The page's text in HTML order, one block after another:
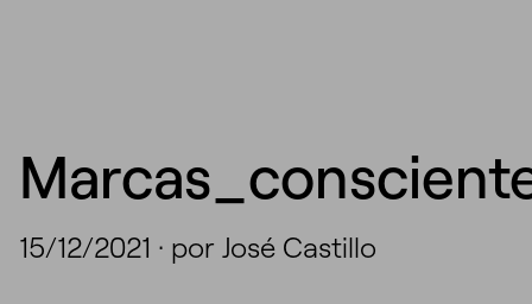
15/12/2021 · por José Castillo